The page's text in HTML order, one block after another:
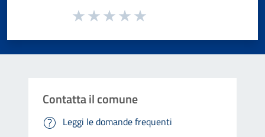
Valuta da 1 a 5 stelle la pagina
Contatta il comune
Leggi le domande frequenti